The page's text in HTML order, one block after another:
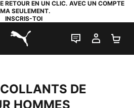
RETOUR EN UN CLIC. AVEC UN COMPTE
SEULEMENT.
INSCRIS-TOI
PUMA.com
LIVE CHAT
MON
DE
HOMMES